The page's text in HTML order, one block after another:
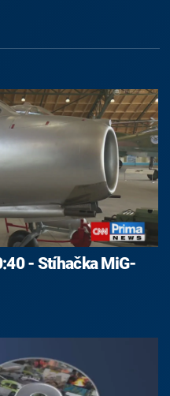
- Stíhačka MiG-